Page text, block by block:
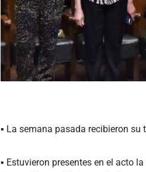
▪ La semana pasada recibieron su
▪ Estuvieron presentes en el acto